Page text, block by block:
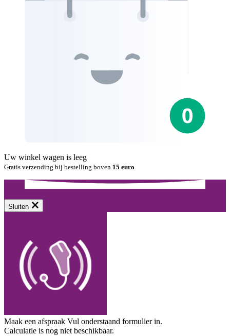
Uw winkel wagen is leeg
Gratis verzending bij bestelling boven 15 euro
Sluiten
Maak een afspraak Vul onderstaand formulier in.
Calculatie is nog niet beschikbaar.